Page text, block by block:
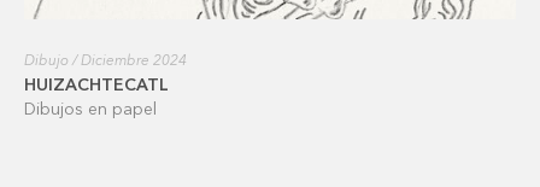
Dibujo / Diciembre 2024
HUIZACHTECATL
Dibujos en papel